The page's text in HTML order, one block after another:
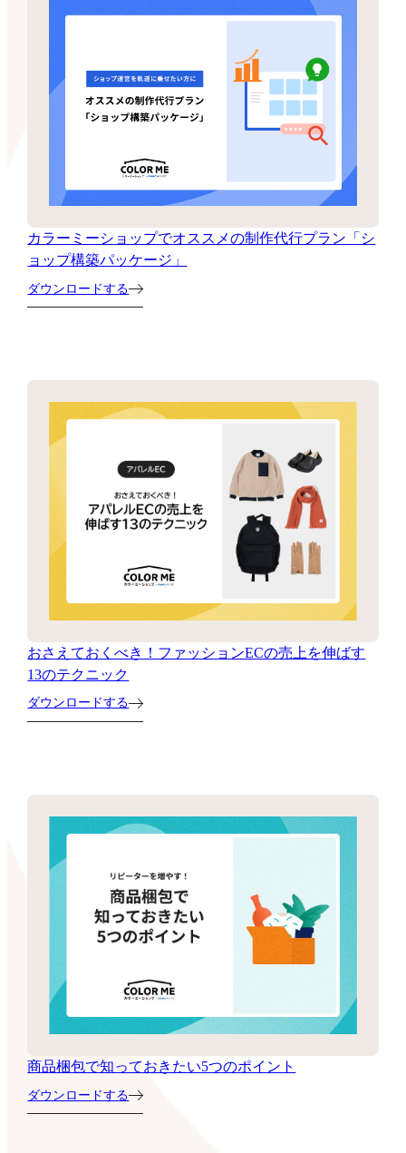
カラーミーショップでオススメの制作代行プラン「シ
ョップ構築パッケージ」
ダウンロードする
おさえておくべき！ファッションECの売上を伸ばす
13のテクニック
ダウンロードする
商品梱包で知っておきたい5つのポイント
ダウンロードする